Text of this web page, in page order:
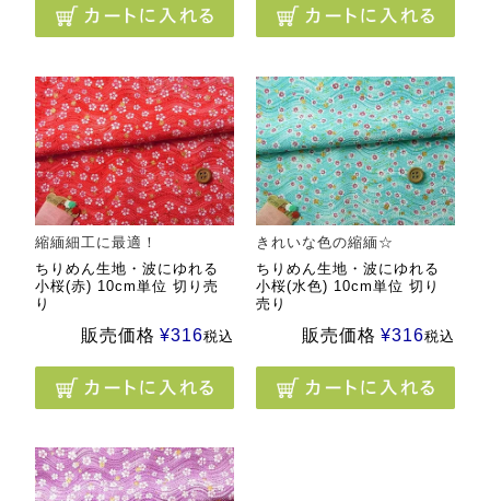
縮緬細工に最適！
ちりめん生地・波にゆれる
小桜(赤) 10cm単位 切り売
り
販売価格 ¥316税込
きれいな色の縮緬☆
ちりめん生地・波にゆれる
小桜(水色) 10cm単位 切り
売り
販売価格 ¥316税込